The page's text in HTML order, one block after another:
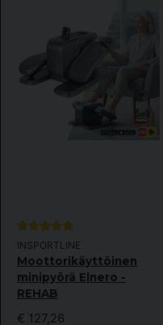
INSPORTLINE
Moottorikäyttöinen
minipyörä Elnero -
REHAB
€ 127,26